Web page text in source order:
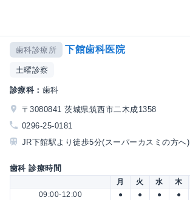
歯科診療所 下館歯科医院
土曜診察
診療科： 歯科
〒3080841 茨城県筑西市二木成1358
0296-25-0181
JR下館駅より徒歩5分(スーパーカスミの方へ)
歯科 診療時間
月 火 水 木
09:00-12:00
● ● ● ●